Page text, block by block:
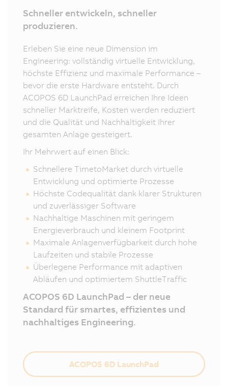
Schneller entwickeln, schneller
produzieren.
Erleben Sie eine neue Dimension im
Engineering: vollständig virtuelle Entwicklung,
höchste Effizienz und maximale Performance –
bevor die erste Hardware entsteht. Durch
ACOPOS 6D LaunchPad erreichen Ihre Ideen
schneller Marktreife, Kosten werden reduziert
und die Qualität und Nachhaltigkeit Ihrer
gesamten Anlage gesteigert.
Ihr Mehrwert auf einen Blick:
Schnellere TimetoMarket durch virtuelle
Entwicklung und optimierte Prozesse
Höchste Codequalität dank klarer Strukturen
und zuverlässiger Software
Nachhaltige Maschinen mit geringem
Energieverbrauch und kleinem Footprint
Maximale Anlagenverfügbarkeit durch hohe
Laufzeiten und stabile Prozesse
Überlegene Performance mit adaptiven
Abläufen und optimiertem ShuttleTraffic
ACOPOS 6D LaunchPad – der neue
Standard für smartes, effizientes und
nachhaltiges Engineering.
ACOPOS 6D LaunchPad